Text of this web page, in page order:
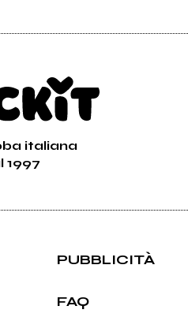
italiana
1997
PUBBLICITÀ
FAQ